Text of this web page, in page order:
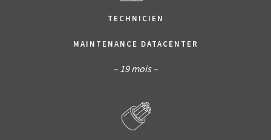
TECHNICIEN
MAINTENANCE DATACENTER
– 19 mois –